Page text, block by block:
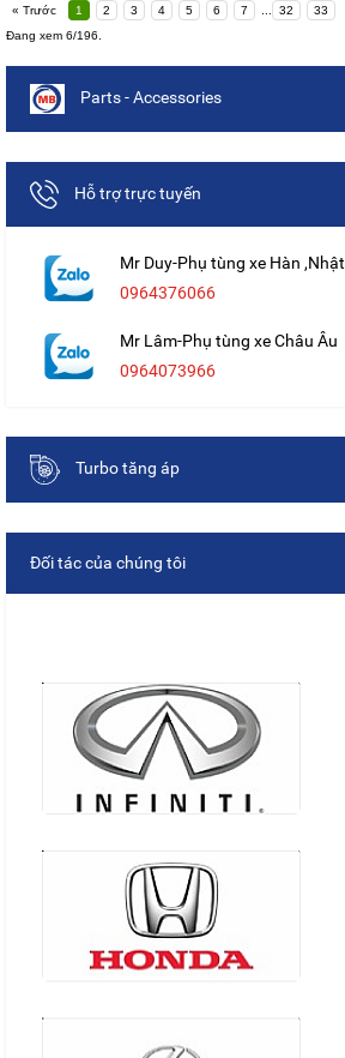
« Trước 1 2 3 4 5 6 7 32 33
Đang xem 6/196.
Parts - Accessories
Hỗ trợ trực tuyến
Mr Duy-Phụ tùng xe Hàn ,Nhật
0964376066
Mr Lâm-Phụ tùng xe Châu Âu
0964073966
Turbo tăng áp
Đối tác của chúng tôi